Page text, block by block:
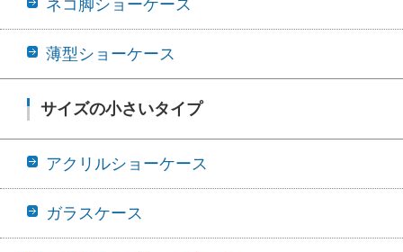
ネコ脚ショーケース
薄型ショーケース
サイズの小さいタイプ
アクリルショーケース
ガラスケース